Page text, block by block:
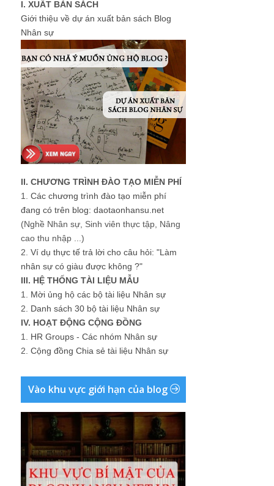
I. XUẤT BẢN SÁCH
Giới thiệu về dự án xuất bản sách Blog
Nhân sự
II. CHƯƠNG TRÌNH ĐÀO TẠO MIỄN PHÍ
1. Các chương trình đào tạo miễn phí
đang có trên blog: daotaonhansu.net
(Nghề Nhân sự, Sinh viên thực tập, Nâng
cao thu nhập ...)
2. Ví dụ thực tế trả lời cho câu hỏi: "Làm
nhân sự có giàu được không ?"
III. HỆ THỐNG TÀI LIỆU MẪU
1. Mời ủng hộ các bộ tài liệu Nhân sự
2. Danh sách 30 bộ tài liệu Nhân sự
IV. HOẠT ĐỘNG CỘNG ĐỒNG
1. HR Groups - Các nhóm Nhân sự
2. Cộng đồng Chia sẻ tài liệu Nhân sự
Vào khu vực giới hạn của blog